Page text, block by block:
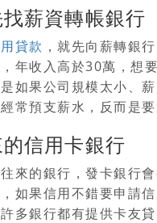
薪資轉帳銀行
貸款 ，就先向薪轉銀
年收入高於30萬，想
如果公司規模太小、
常預支薪水，反而是要
信用卡銀行
來的銀行，發卡銀行
如果信用不錯要申請
多銀行都有提供卡友